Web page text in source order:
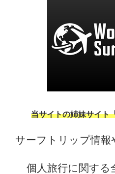
当サイトの姉妹サイト
サーフトリップ情報
個人旅行に関する